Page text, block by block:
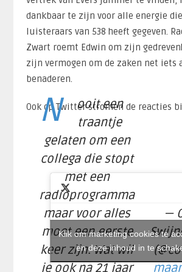
dankbaar te zijn voor alle energie
luisteraars van 538 heeft gegeven.
Zwart roemt Edwin om zijn
zijn vermogen om de zaken net iets
benaderen.
Ook op Twitter stromen de reacties
N
ooit een
traantje
gelaten om een
collega die stopt
met een
radioprogramma
maar voor alles
moet een eerste
keer zijn. Wat wil
je ook na 21 jaar
—
Klik om marketing cookies te
en deze inhoud in te